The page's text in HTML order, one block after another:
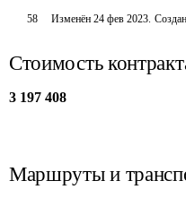
58 Изменён24 фев 2023. Создан
Стоимость
3 197 408
Маршруты и